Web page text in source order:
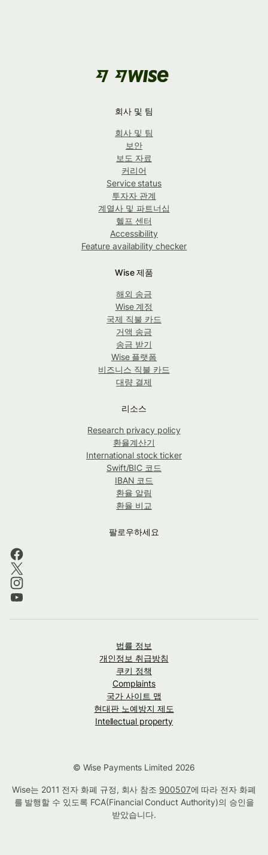
회사 및 팀
회사 및 팀
보안
보도 자료
커리어
Service status
투자자 관계
계열사 및 파트너십
헬프 센터
Accessibility
Feature availability checker
Wise 제품
해외 송금
Wise 계정
국제 직불 카드
거액 송금
송금 받기
Wise 플랫폼
비즈니스 직불 카드
대량 결제
리소스
Research privacy policy
환율계산기
International stock ticker
Swift/BIC 코드
IBAN 코드
환율 알림
환율 비교
팔로우하세요
법률 정보
개인정보 취급방침
쿠키 정책
Complaints
국가 사이트 맵
현대판 노예방지 제도
Intellectual property
© Wise Payments Limited 2026
Wise는 2011 전자 화폐 규정, 회사 참조 900507에 따라 전자 화폐
를 발행할 수 있도록 FCA(Financial Conduct Authority)의 승인을
받았습니다.